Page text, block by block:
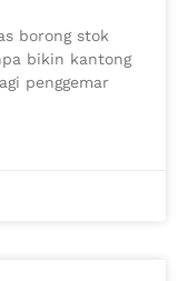
borong stok
bikin kantong
penggemar